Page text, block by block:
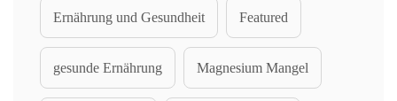
Ernährung und Gesundheit Featured
gesunde Ernährung Magnesium Mangel